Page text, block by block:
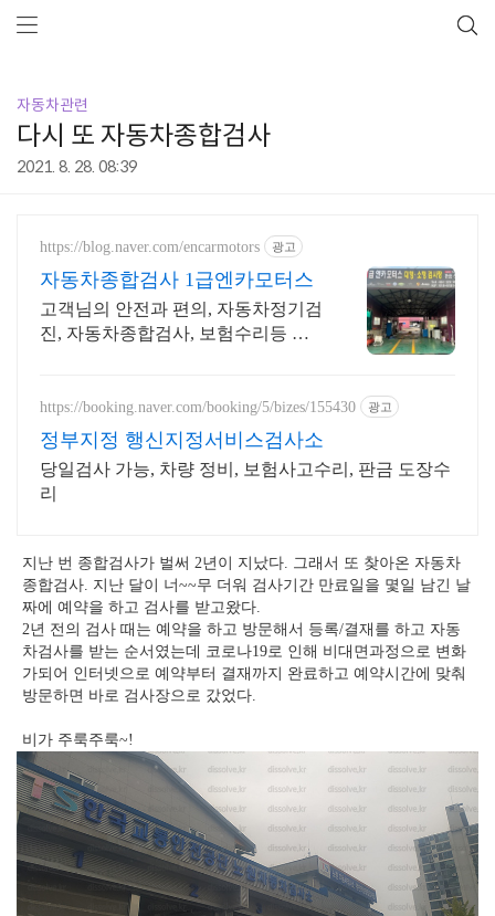
자동차관련
다시 또 자동차종합검사
2021. 8. 28. 08:39
https://blog.naver.com/encarmotors 광고
자동차종합검사 1급엔카모터스
고객님의 안전과 편의, 자동차정기검
진, 자동차종합검사, 보험수리등 차
https://booking.naver.com/booking/5/bizes/155430 광고
정부지정 행신지정서비스검사소
당일검사 가능, 차량 정비, 보험사고수리, 판금 도장수
리
지난 번 종합검사가 벌써 2년이 지났다. 그래서 또 찾아온 자동차
종합검사. 지난 달이 너~~무 더워 검사기간 만료일을 몇일 남긴 날
짜에 예약을 하고 검사를 받고왔다.
2년 전의 검사 때는 예약을 하고 방문해서 등록/결재를 하고 자동
차검사를 받는 순서였는데 코로나19로 인해 비대면과정으로 변화
가되어 인터넷으로 예약부터 결재까지 완료하고 예약시간에 맞춰
방문하면 바로 검사장으로 갔었다.
비가 주룩주룩~!